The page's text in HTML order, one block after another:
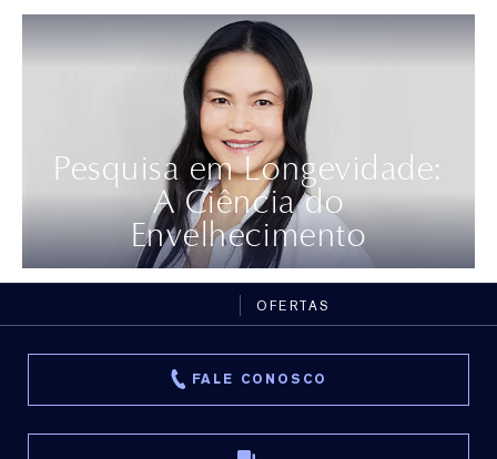
Carolyn Murphy compartilha
suas dicas para viver com
mais saúde, equilíbrio e
como eles podem
transformar sua rotina de
bem-estar.
Pesquisa em Longevidade:
A Ciência do
Envelhecimento
OFERTAS
FALE CONOSCO